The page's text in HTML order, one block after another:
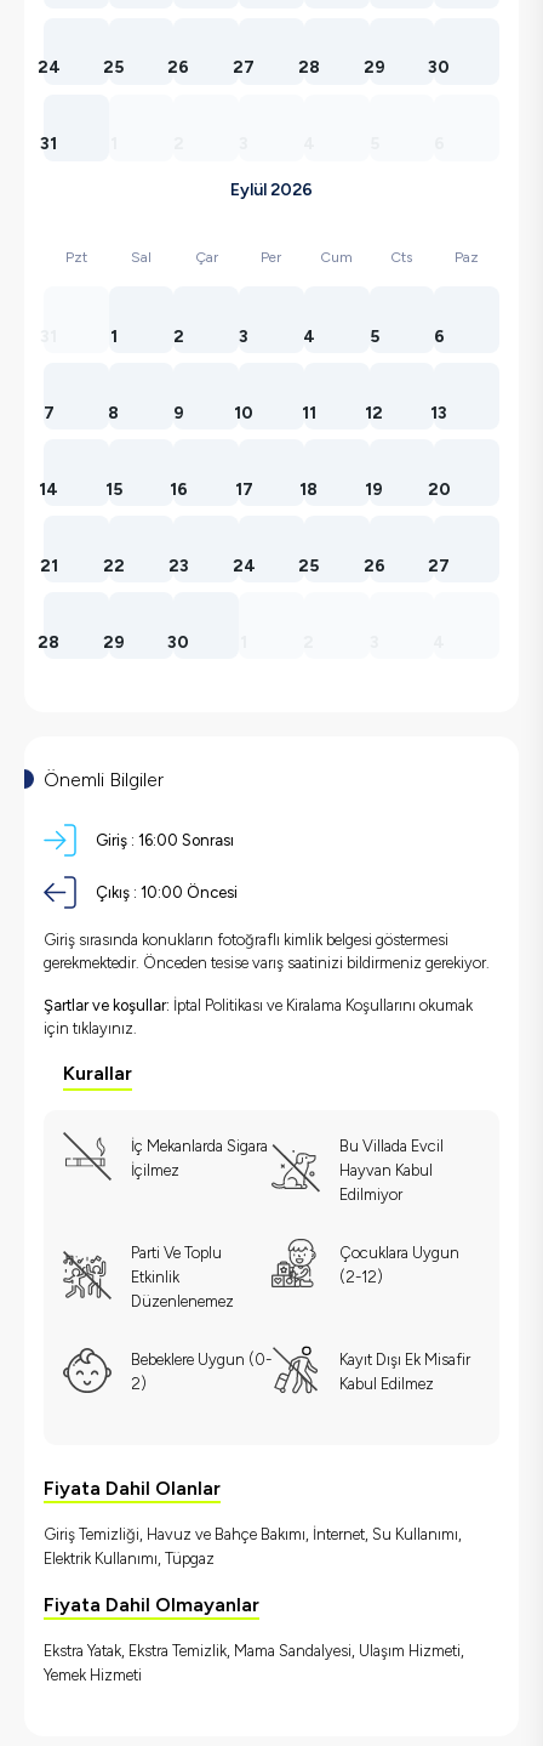
24 25 26 27 28 29 30
31
Eylül 2026
Pzt Sal Çar Per Cum Cts Paz
1 2 3 4 5 6
7 8 9 10 11 12 13
14 15 16 17 18 19 20
21 22 23 24 25 26 27
28 29 30
Önemli Bilgiler
Giriş : 16:00 Sonrası
Çıkış : 10:00 Öncesi
Giriş sırasında konukların fotoğraflı kimlik belgesi göstermesi
gerekmektedir. Önceden tesise varış saatinizi bildirmeniz gerekiyor.
Şartlar ve koşullar: İptal Politikası ve Kiralama Koşullarını okumak
için tıklayınız.
Kurallar
İç Mekanlarda Sigara
İçilmez
Bu Villada Evcil
Hayvan Kabul
Edilmiyor
Parti Ve Toplu
Etkinlik
Düzenlenemez
Çocuklara Uygun
(2-12)
Bebeklere Uygun (0-
2)
Kayıt Dışı Ek Misafir
Kabul Edilmez
Fiyata Dahil Olanlar
Giriş Temizliği, Havuz ve Bahçe Bakımı, İnternet, Su Kullanımı,
Elektrik Kullanımı, Tüpgaz
Fiyata Dahil Olmayanlar
Ekstra Yatak, Ekstra Temizlik, Mama Sandalyesi, Ulaşım Hizmeti,
Yemek Hizmeti